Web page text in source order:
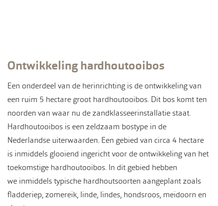
Ontwikkeling hardhoutooibos
Een onderdeel van de herinrichting is de ontwikkeling van
een ruim 5 hectare groot hardhoutooibos. Dit bos komt ten
noorden van waar nu de zandklasseerinstallatie staat.
Hardhoutooibos is een zeldzaam bostype in de
Nederlandse uiterwaarden. Een gebied van circa 4 hectare
is inmiddels glooiend ingericht voor de ontwikkeling van het
toekomstige hardhoutooibos. In dit gebied hebben
we inmiddels typische hardhoutsoorten aangeplant zoals
fladderiep, zomereik, linde, lindes, hondsroos, meidoorn en